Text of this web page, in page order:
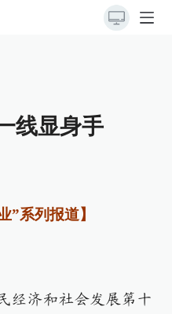
线显身手
”系列报道】
经济和社会发展第十